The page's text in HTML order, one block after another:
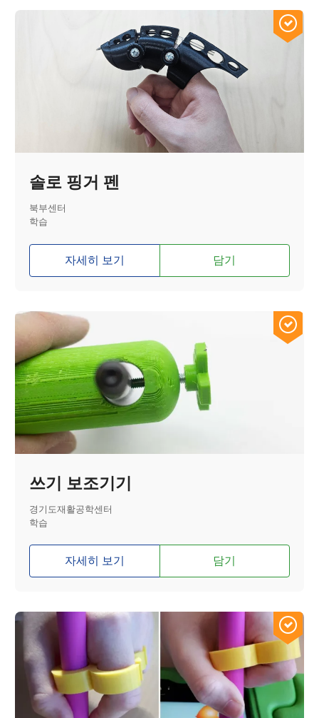
솔로 핑거 펜
북부센터
학습
자세히 보기 담기
쓰기 보조기기
경기도재활공학센터
학습
자세히 보기 담기